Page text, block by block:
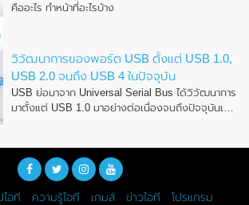
คืออะไร ทำหน้าที่อะไรบ้าง
วิวัฒนาการของพอร์ต USB ตั้งแต่ USB 1.0,
USB 2.0 จนถึง USB 4 ในปัจจุบัน
USB ย่อมาจาก Universal Serial Bus ได้วิวัฒนาการ
มาตั้งแต่ USB 1.0 มาอย่างต่อเนื่องจนถึงปัจจุบันเป็น
ไอที ความรู้ไอที เกมส์ ข่าวไอที โปรแกรม